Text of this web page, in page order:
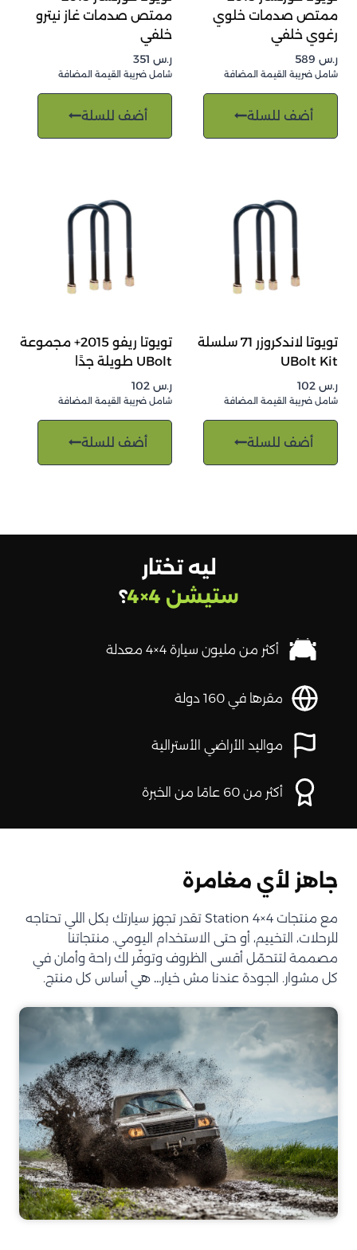
ممتص صدمات خلوي
رغوي خلفي
ر.س
شامل ضريبة القيمة المضافة
أضف للسلة
ممتص صدمات غاز نيترو
خلفي
ر.س
شامل ضريبة القيمة المضافة
أضف للسلة
تويوتا لاندكروزر 71 سلسلة
UBolt Kit
ر.س
شامل ضريبة القيمة المضافة
أضف للسلة
تويوتا ريفو 2015+ مجموعة
UBolt طويلة جدًا
ر.س
شامل ضريبة القيمة المضافة
أضف للسلة
ليه تختار
ستيشن 4×4
؟
أكثر من مليون سيارة 4×4 معدلة
مقرها في 160 دولة
مواليد الأراضي الأسترالية
أكثر من 60 عامًا من الخبرة
جاهز لأي مغامرة
مع منتجات Station 4×4 تقدر تجهز سيارتك بكل اللي تحتاجه
للرحلات، التخييم، أو حتى الاستخدام اليومي. منتجاتنا
مصممة لتتحمّل أقسى الظروف وتوفّر لك راحة وأمان في
كل مشوار. الجودة عندنا مش خيار… هي أساس كل منتج.